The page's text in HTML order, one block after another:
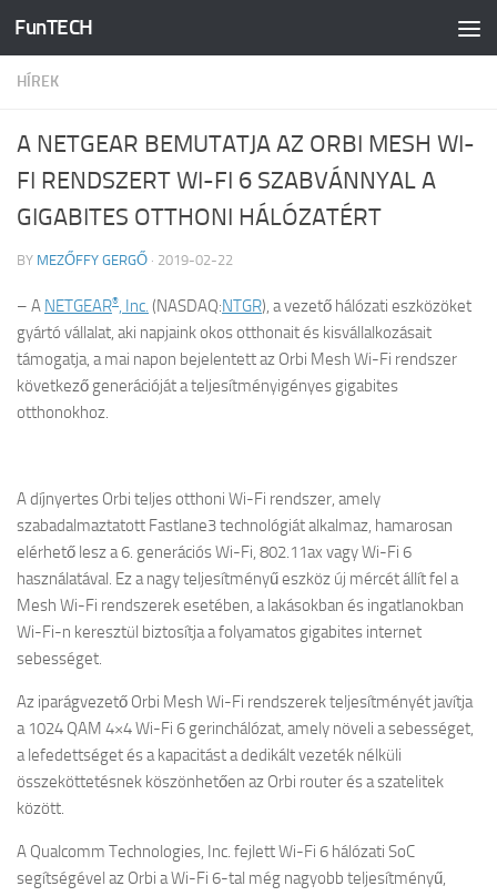
Skip to content
FunTECH
HÍREK
A NETGEAR BEMUTATJA AZ ORBI MESH WI-
FI RENDSZERT WI-FI 6 SZABVÁNNYAL A
GIGABITES OTTHONI HÁLÓZATÉRT
BY MEZŐFFY GERGŐ · 2019-02-22
– A NETGEAR®, Inc. (NASDAQ:NTGR), a vezető hálózati eszközöket
gyártó vállalat, aki napjaink okos otthonait és kisvállalkozásait
támogatja, a mai napon bejelentett az Orbi Mesh Wi-Fi rendszer
következő generációját a teljesítményigényes gigabites
otthonokhoz.
A díjnyertes Orbi teljes otthoni Wi-Fi rendszer, amely
szabadalmaztatott Fastlane3 technológiát alkalmaz, hamarosan
elérhető lesz a 6. generációs Wi-Fi, 802.11ax vagy Wi-Fi 6
használatával. Ez a nagy teljesítményű eszköz új mércét állít fel a
Mesh Wi-Fi rendszerek esetében, a lakásokban és ingatlanokban
Wi-Fi-n keresztül biztosítja a folyamatos gigabites internet
sebességet.
Az iparágvezető Orbi Mesh Wi-Fi rendszerek teljesítményét javítja
a 1024 QAM 4×4 Wi-Fi 6 gerinchálózat, amely növeli a sebességet,
a lefedettséget és a kapacitást a dedikált vezeték nélküli
összeköttetésnek köszönhetően az Orbi router és a szatelitek
között.
A Qualcomm Technologies, Inc. fejlett Wi-Fi 6 hálózati SoC
segítségével az Orbi a Wi-Fi 6-tal még nagyobb teljesítményű,